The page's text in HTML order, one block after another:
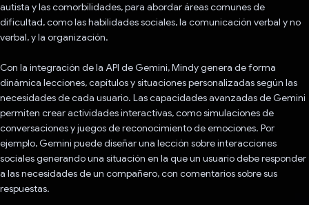
autista y las comorbilidades, para abordar áreas comunes de
dificultad, como las habilidades sociales, la comunicación verbal y no
verbal, y la organización.
Con la integración de la API de Gemini, Mindy genera de forma
dinámica lecciones, capítulos y situaciones personalizadas según las
necesidades de cada usuario. Las capacidades avanzadas de Gemini
permiten crear actividades interactivas, como simulaciones de
conversaciones y juegos de reconocimiento de emociones. Por
ejemplo, Gemini puede diseñar una lección sobre interacciones
sociales generando una situación en la que un usuario debe responder
a las necesidades de un compañero, con comentarios sobre sus
respuestas.